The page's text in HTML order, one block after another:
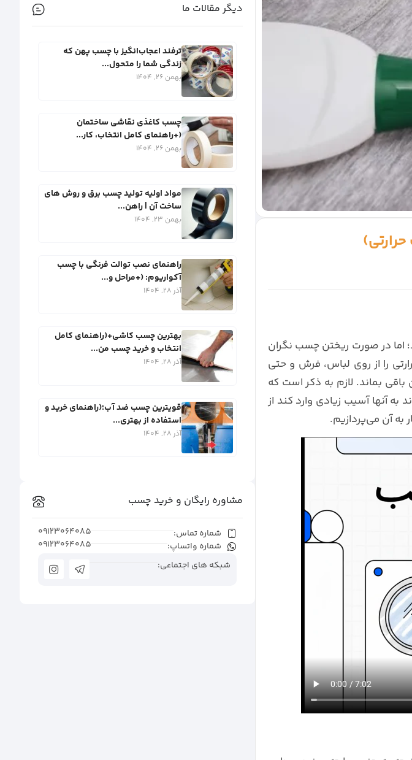
اما در صورت ریختن چسب نگران
را از روی لباس، فرش و حتی
بماند. لازم به ذکر است که
آنها آسیب زیادی وارد کند از
آن می‌پردازیم.
دیگر مقالات ما
ترفند اعجاب‌انگیز با چسب پهن که
زندگی شما را متحول...
بهمن 26, 1404
چسب کاغذی نقاشی ساختمان
(+راهنمای کامل انتخاب، کار...
بهمن 26, 1404
مواد اولیه تولید چسب برق و روش‌ های
ساخت آن | راهن...
بهمن 23, 1404
راهنمای نصب توالت فرنگی با چسب
آکواریوم: (+مراحل و...
آذر 28, 1404
بهترین چسب کاشی+(راهنمای کامل
انتخاب و خرید چسب من...
آذر 28, 1404
قویترین چسب ضد آب؛(راهنمای خرید و
استفاده از بهتری...
آذر 28, 1404
مشاوره رایگان و خرید چسب
شماره تماس:
09123064085
شماره واتساپ:
09123064085
شبکه های اجتماعی: